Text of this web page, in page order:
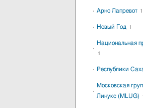
Арно Лапревот 1
Новый Год 1
Национальная
1
Республики
Московская
Линукс (MLUG)
1